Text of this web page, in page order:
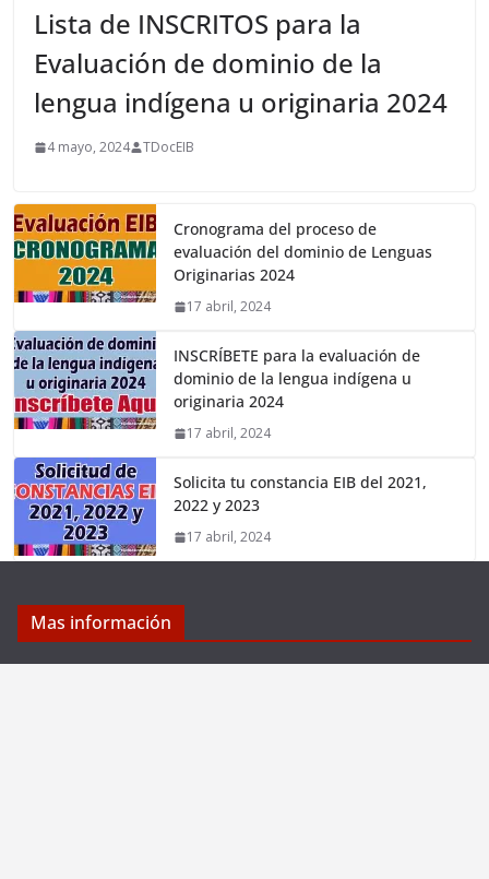
Lista de INSCRITOS para la
Evaluación de dominio de la
lengua indígena u originaria 2024
4 mayo, 2024 TDocEIB
Cronograma del proceso de
evaluación del dominio de Lenguas
Originarias 2024
17 abril, 2024
INSCRÍBETE para la evaluación de
dominio de la lengua indígena u
originaria 2024
17 abril, 2024
Solicita tu constancia EIB del 2021,
2022 y 2023
17 abril, 2024
Mas información